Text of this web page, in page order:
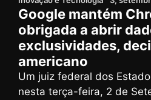
Google mantém
obrigada a abrir
exclusividades,
americano
Um juiz federal dos
nesta terça-feira, 2 de